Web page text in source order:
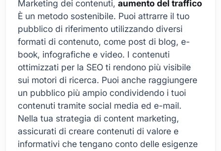
Marketing dei contenuti, aumento del traffico
È un metodo sostenibile. Puoi attrarre il tuo
pubblico di riferimento utilizzando diversi
formati di contenuto, come post di blog, e-
book, infografiche e video. I contenuti
ottimizzati per la SEO ti rendono più visibile
sui motori di ricerca. Puoi anche raggiungere
un pubblico più ampio condividendo i tuoi
contenuti tramite social media ed e-mail.
Nella tua strategia di content marketing,
assicurati di creare contenuti di valore e
informativi che tengano conto delle esigenze